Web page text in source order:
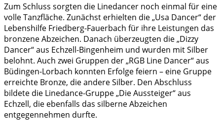
Zum Schluss sorgten die Linedancer noch einmal für eine
volle Tanzfläche. Zunächst erhielten die „Usa Dancer“ der
Lebenshilfe Friedberg-Fauerbach für ihre Leistungen das
bronzene Abzeichen. Danach überzeugten die „Dizzy
Dancer“ aus Echzell-Bingenheim und wurden mit Silber
belohnt. Auch zwei Gruppen der „RGB Line Dancer“ aus
Büdingen-Lorbach konnten Erfolge feiern – eine Gruppe
erreichte Bronze, die andere Silber. Den Abschluss
bildete die Linedance-Gruppe „Die Aussteiger“ aus
Echzell, die ebenfalls das silberne Abzeichen
entgegennehmen durfte.